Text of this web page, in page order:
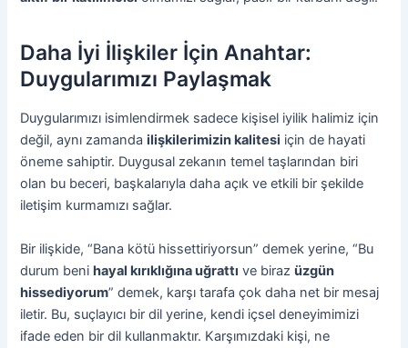
Daha İyi İlişkiler İçin Anahtar:
Duygularımızı Paylaşmak
Duygularımızı isimlendirmek sadece kişisel iyilik halimiz için
değil, aynı zamandailişkilerimizin kalitesi için de hayati
öneme sahiptir. Duygusal zekanın temel taşlarından biri
olan bu beceri, başkalarıyla daha açık ve etkili bir şekilde
iletişim kurmamızı sağlar.
Bir ilişkide, “Bana kötü hissettiriyorsun” demek yerine, “Bu
durum benihayal kırıklığına uğrattı ve birazüzgün
hissediyorum” demek, karşı tarafa çok daha net bir mesaj
iletir. Bu, suçlayıcı bir dil yerine, kendi içsel deneyimimizi
ifade eden bir dil kullanmaktır. Karşımızdaki kişi, ne